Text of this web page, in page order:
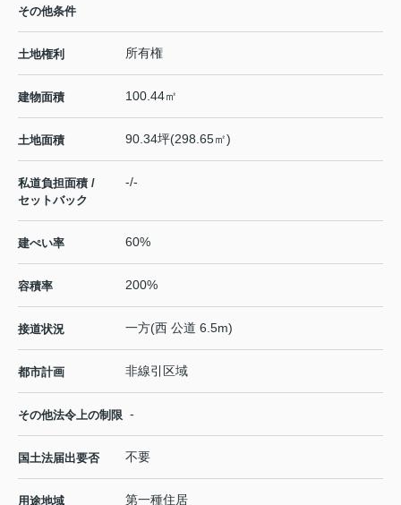
その他条件
土地権利 所有権
建物面積 100.44㎡
土地面積 90.34坪(298.65㎡)
私道負担面積 /
セットバック
-/-
建ぺい率 60%
容積率 200%
接道状況 一方(西 公道 6.5m)
都市計画 非線引区域
その他法令上の制限 -
国土法届出要否 不要
用途地域 第一種住居